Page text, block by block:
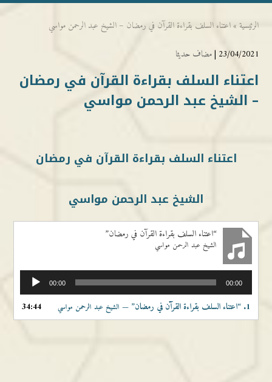
الرئيسية » اعتناء السلف بقراءة القرآن في رمضان – الشيخ عبد الرحمن مواسي
23/04/2021 | مضاف حديثا
اعتناء السلف بقراءة القرآن في رمضان
– الشيخ عبد الرحمن مواسي
اعتناء السلف بقراءة القرآن في رمضان
الشيخ عبد الرحمن مواسي
“اعتناء السلف بقراءة القرآن في رمضان”
الشيخ عبد الرحمن مواسي
الصوت
00:00 00:00
1. “اعتناء السلف بقراءة القرآن في رمضان” — الشيخ عبد الرحمن مواسي 34:44